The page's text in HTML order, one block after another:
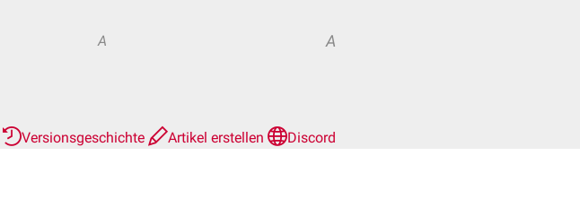
A A
Versionsgeschichte Artikel erstellen Discord